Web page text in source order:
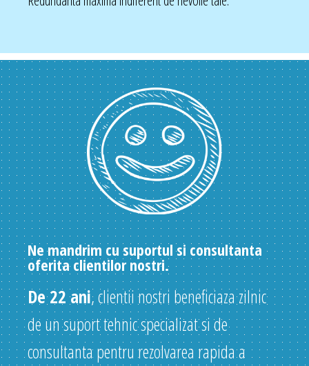
Ne mandrim cu suportul si consultanta
oferita clientilor nostri.
De 22 ani, clientii nostri beneficiaza zilnic
de un suport tehnic specializat si de
consultanta pentru rezolvarea rapida a